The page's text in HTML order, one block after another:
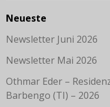
Neueste
Newsletter Juni 2026
Newsletter Mai 2026
Othmar Eder –
Barbengo (TI) – 2026